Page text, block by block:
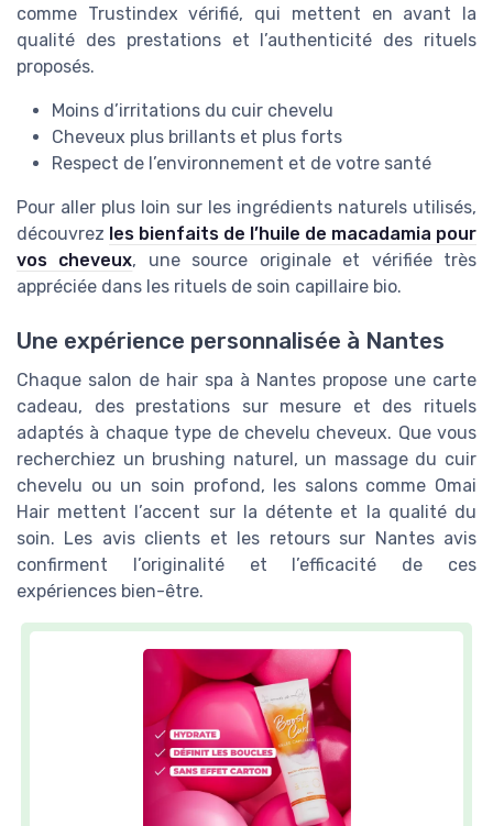
comme Trustindex vérifié, qui mettent en avant la
qualité des prestations et l’authenticité des rituels
proposés.
Moins d’irritations du cuir chevelu
Cheveux plus brillants et plus forts
Respect de l’environnement et de votre santé
Pour aller plus loin sur les ingrédients naturels utilisés,
découvrez les bienfaits de l’huile de macadamia pour
vos cheveux, une source originale et vérifiée très
appréciée dans les rituels de soin capillaire bio.
Une expérience personnalisée à Nantes
Chaque salon de hair spa à Nantes propose une carte
cadeau, des prestations sur mesure et des rituels
adaptés à chaque type de chevelu cheveux. Que vous
recherchiez un brushing naturel, un massage du cuir
chevelu ou un soin profond, les salons comme Omai
Hair mettent l’accent sur la détente et la qualité du
soin. Les avis clients et les retours sur Nantes avis
confirment l’originalité et l’efficacité de ces
expériences bien-être.